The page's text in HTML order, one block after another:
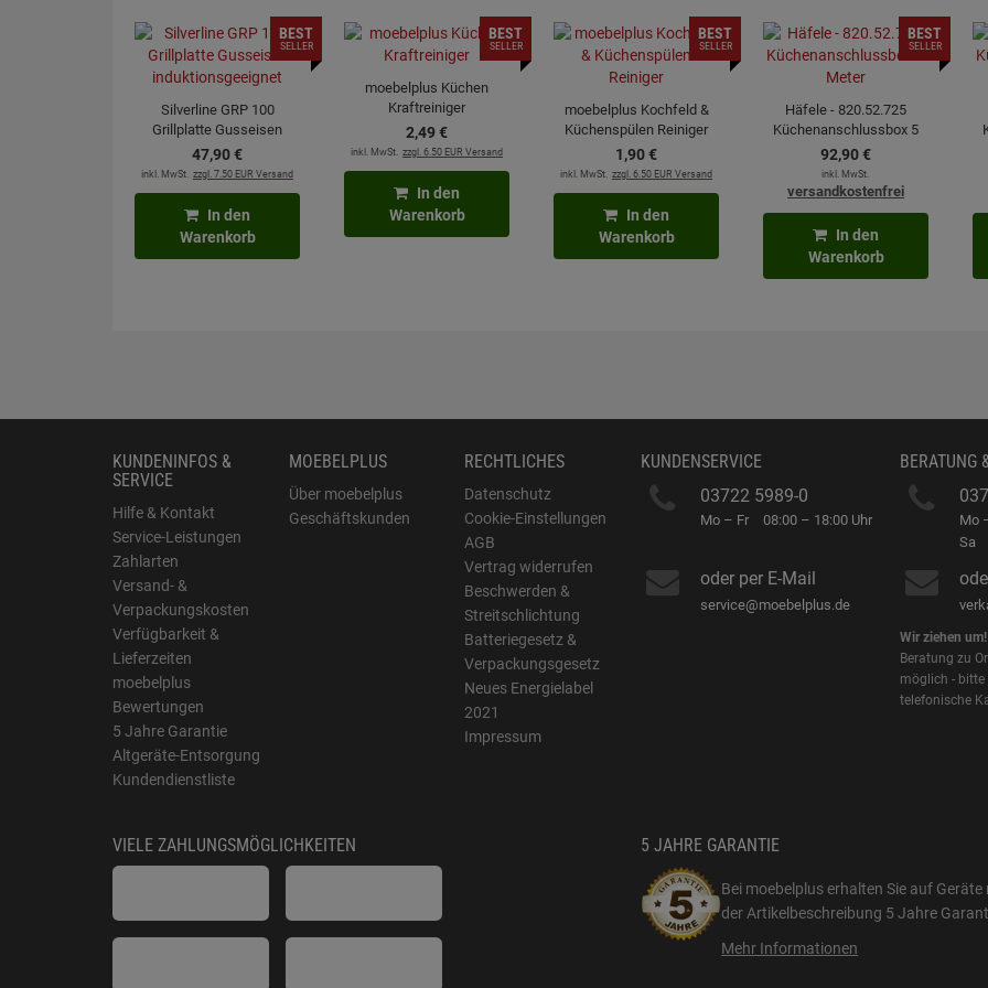
Silverline GRP 100
Grillplatte Gusseisen
induktionsgeeignet
47,90€
inkl. MwSt. zzgl. 7.50 EUR Versand
BEST
SELLER
In den
Warenkorb
moebelplus Küchen
Kraftreiniger
2,49€
inkl. MwSt. zzgl. 6.50 EUR Versand
BEST
SELLER
In den
Warenkorb
moebelplus Kochfeld &
Küchenspülen Reiniger
1,90€
inkl. MwSt. zzgl. 6.50 EUR Versand
BEST
SELLER
In den
Warenkorb
Häfele - 820.52.725
Küchenanschlussbox 5
Meter
92,90€
inkl. MwSt.
versandkostenfrei
BEST
SELLER
In den
Warenkorb
KUNDENINFOS &
SERVICE
Hilfe & Kontakt
Service-Leistungen
Zahlarten
Versand- &
Verpackungskosten
Verfügbarkeit &
Lieferzeiten
moebelplus
Bewertungen
5 Jahre Garantie
Altgeräte-Entsorgung
Kundendienstliste
MOEBELPLUS
Über moebelplus
Geschäftskunden
RECHTLICHES
Datenschutz
Cookie-Einstellungen
AGB
Vertrag widerrufen
Beschwerden &
Streitschlichtung
Batteriegesetz &
Verpackungsgesetz
Neues Energielabel
2021
Impressum
KUNDENSERVICE
03722 5989-0
Mo – Fr 08:00 – 18:00 Uhr
oder per E-Mail
service@moebelplus.de
BERATUNG
Mo
Sa
Wir ziehen um!
Beratung zu
möglich - bitte
telefonische
VIELE ZAHLUNGSMÖGLICHKEITEN 5 JAHRE GARANTIE
Bei moebelplus erhalten Sie auf Geräte
der Artikelbeschreibung 5 Jahre
Mehr Informationen